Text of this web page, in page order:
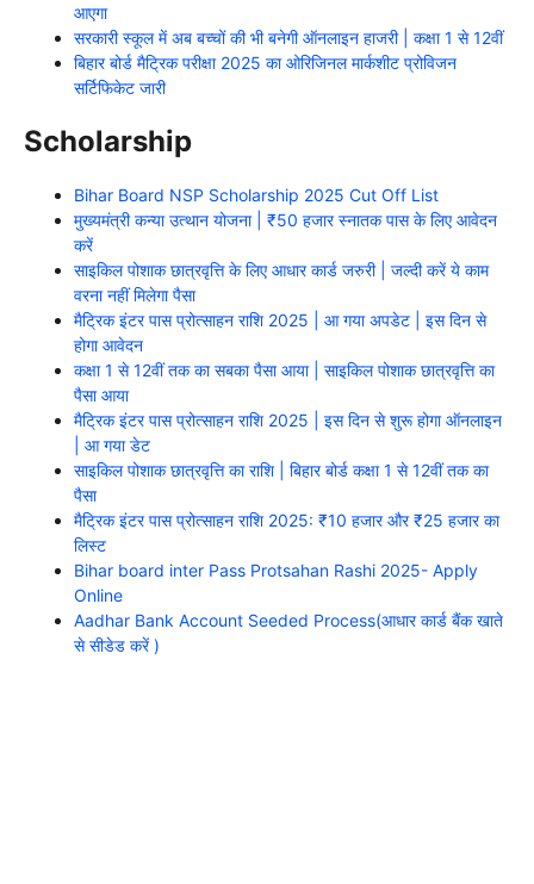
आएगा
सरकारी स्कूल में अब बच्चों की भी बनेगी ऑनलाइन हाजरी | कक्षा 1 से 12वीं
बिहार बोर्ड मैट्रिक परीक्षा 2025 का ओरिजिनल मार्कशीट प्रोविजन
सर्टिफिकेट जारी
Scholarship
Bihar Board NSP Scholarship 2025 Cut Off List
मुख्यमंत्री कन्या उत्थान योजना | ₹50 हजार स्नातक पास के लिए आवेदन
करें
साइकिल पोशाक छात्रवृत्ति के लिए आधार कार्ड जरुरी | जल्दी करें ये काम
वरना नहीं मिलेगा पैसा
मैट्रिक इंटर पास प्रोत्साहन राशि 2025 | आ गया अपडेट | इस दिन से
होगा आवेदन
कक्षा 1 से 12वीं तक का सबका पैसा आया | साइकिल पोशाक छात्रवृत्ति का
पैसा आया
मैट्रिक इंटर पास प्रोत्साहन राशि 2025 | इस दिन से शुरू होगा ऑनलाइन
| आ गया डेट
साइकिल पोशाक छात्रवृत्ति का राशि | बिहार बोर्ड कक्षा 1 से 12वीं तक का
पैसा
मैट्रिक इंटर पास प्रोत्साहन राशि 2025: ₹10 हजार और ₹25 हजार का
लिस्ट
Bihar board inter Pass Protsahan Rashi 2025- Apply
Online
Aadhar Bank Account Seeded Process(आधार कार्ड बैंक खाते
से सीडेड करें )